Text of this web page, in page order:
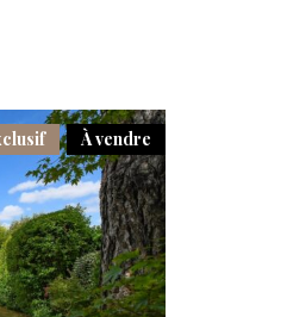
À vendre